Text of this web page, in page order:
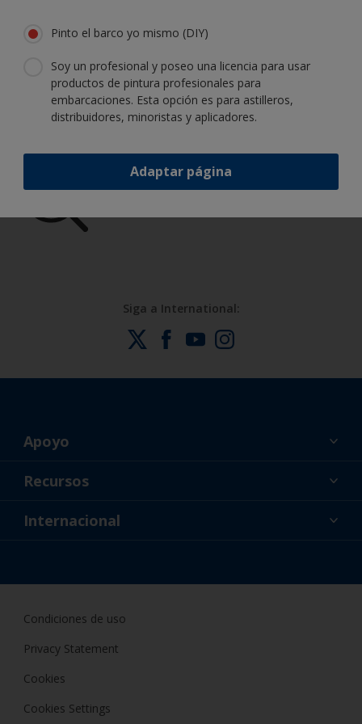
Pinto el barco yo mismo (DIY)
Soy un profesional y poseo una licencia para usar
productos de pintura profesionales para
embarcaciones. Esta opción es para astilleros,
distribuidores, minoristas y aplicadores.
Adaptar página
estado
Obtenga toda la ayuda necesaria para
pintar con confianza
Benefíciese de nuestra continua
Siga a International:
Apoyo
Acerca de nosotros
Recursos
Noticias
Internacional
Condiciones de uso
Privacy Statement
Cookies
Cookies Settings